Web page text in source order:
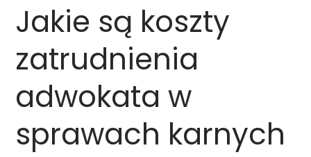
Jakie są koszty
zatrudnienia
adwokata w
sprawach karnych